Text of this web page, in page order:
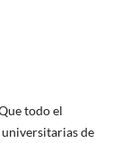
todo el
de